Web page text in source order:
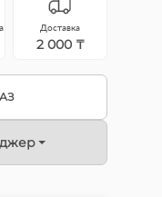
Доставка
2 000 ₸